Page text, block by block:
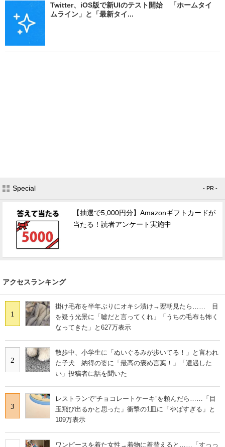
Twitter、iOS版で新UIのテスト開始 「ホームタイ
ムライン」と「最新タイ...
Special - PR -
【抽選で5,000円分】Amazonギフトカードが
当たる！読者アンケート実施中
アクセスランキング
1
掛け毛布を半年ぶりにオキシ漬け→翌朝見たら…… 目
を疑う光景に「嘘だと言ってくれ」「うちの毛布も怖く
なってきた」と627万表示
2
散歩中、小学生に「ぬいぐるみが歩いてる！」と言われ
た子犬 納得の姿に「最高の褒め言葉！」「遭遇した
い」投稿者に話を聞いた
3
レストランで“チョコレートケーキ”を頼んだら……「目
玉飛び出るかと思った」衝撃の1皿に「やばすぎる」と
109万表示
ワンピースを着た女性→着物に着替えると……「すっっ